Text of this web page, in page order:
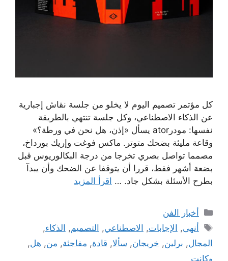
كل مؤتمر تصميم اليوم لا يخلو من جلسة نقاش إجبارية
عن الذكاء الاصطناعي، وكل جلسة تنتهي بالطريقة
نفسها: مودرator يسأل «إذن، هل نحن في ورطة؟»
وقاعة مليئة بضحك متوتر. ماكس فوغت وإريك بورداخ،
مصمما تواصل بصري تخرجا من درجة البكالوريوس قبل
بضعة أشهر فقط، قررا أن يتوقفا عن الضحك وأن يبدآ
بطرح الأسئلة بشكل جاد. … اقرأ المزيد
التصنيفات
أخبار الفن
الوسوم
أنهى, الإجابات, الاصطناعي, التصميم, الذكاء,
المجال, برلين, خريجان, سألا, قادة, مفاجئة, من, هل,
وكانت